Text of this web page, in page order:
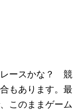
レースかな？ 競
もあります。最
このままゲーム